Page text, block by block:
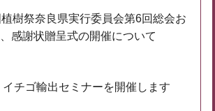
樹祭奈良県実行委員会第6回総会お
感謝状贈呈式の開催について
チゴ輸出セミナーを開催します